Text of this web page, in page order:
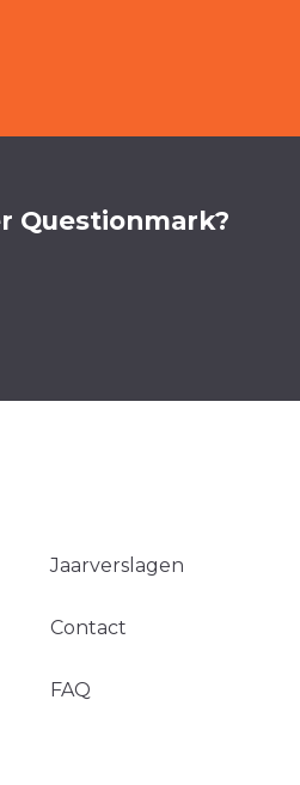
Questionmark?
Jaarverslagen
Contact
FAQ